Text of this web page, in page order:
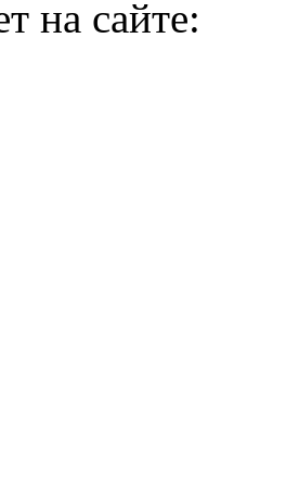
на сайте: